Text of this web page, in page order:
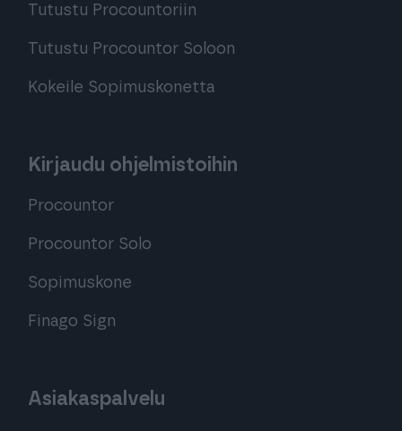
Tutustu Procountoriin
Tutustu Procountor Soloon
Kokeile Sopimuskonetta
Kirjaudu ohjelmistoihin
Procountor
Procountor Solo
Sopimuskone
Finago Sign
Asiakaspalvelu